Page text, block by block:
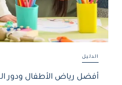
الدليل
أفضل رياض الأطفال ودور